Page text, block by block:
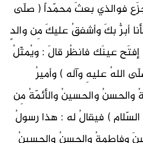
فوالذي بعثَ محمّداً ( صلّى
أبرُّ بكَ وأشفقُ عليكَ مِن والدٍ
عينَك فانظُر قالَ : ويُمثّلُ
اللهُ عليهِ وآله ) وأميرُ
والحسنُ والحسينُ والأئمّةُ مِن
) فيقالُ له : هذا رسولُ